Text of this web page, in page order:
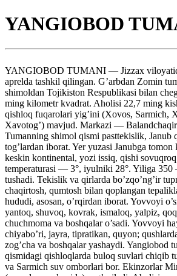
YANGIOBOD
YANGIOBOD TUMANI — Jizzax
aprelda tashkil qilingan. G’arbdan Zomin
shimoldan Tojikiston Respublikasi bilan
ming kilometr kvadrat. Aholisi 22,7 ming
qishloq fuqarolari yig’ini (Xovos, Sarmich,
Xavotog’) mavjud. Markazi —
Tumanning shimol qismi pasttekislik, Janub
tog’lardan iborat. Yer yuzasi Janubga
keskin kontinental, yozi issiq, qishi
temperaturasi — 3°, iyulniki 28°. Yiliga
tushadi. Tekislik va qirlarda bo’zqo’ng’ir
chaqirtosh, qumtosh bilan qoplangan
hududi, asosan, o’rqirdan iborat. Yovvoyi
yantoq, shuvoq, kovrak, ismaloq, yalpiz,
chuchmoma va boshqalar o’sadi. Yovvoyi
chiyabo’ri, jayra, tipratikan, quyon;
zog’cha va boshqalar yashaydi. Yangiobod
qismidagi qishloqlarda buloq suvlari chiqib
va Sarmich suv omborlari bor. Ekinzorlar